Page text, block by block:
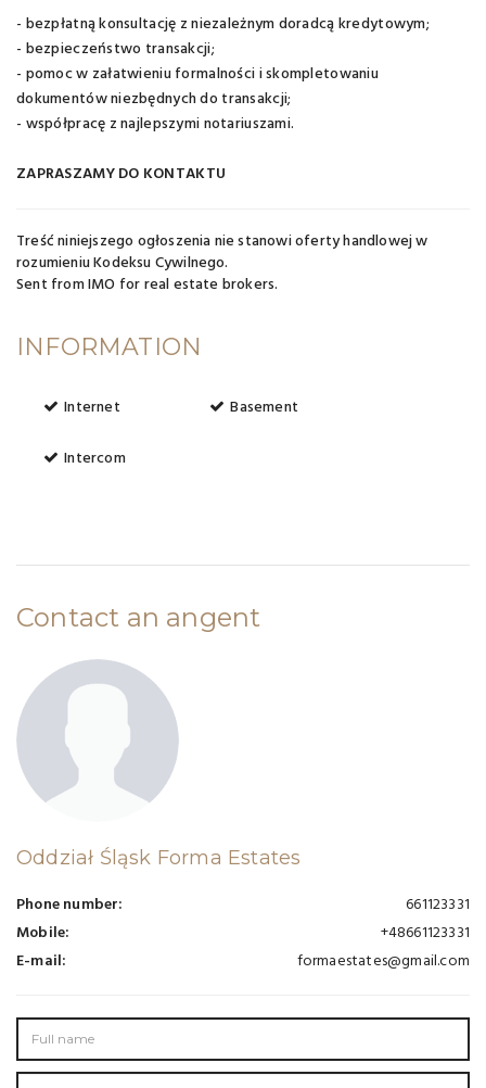
- bezpłatną konsultację z niezależnym doradcą kredytowym;
- bezpieczeństwo transakcji;
- pomoc w załatwieniu formalności i skompletowaniu
dokumentów niezbędnych do transakcji;
- współpracę z najlepszymi notariuszami.
ZAPRASZAMY DO KONTAKTU
Treść niniejszego ogłoszenia nie stanowi oferty handlowej w
rozumieniu Kodeksu Cywilnego.
Sent fromIMO for real estate brokers.
INFORMATION
Internet Basement
Intercom
Contact an angent
Oddział Śląsk Forma Estates
Phone number:
661123331
Mobile:
+48661123331
E-mail:
formaestates@gmail.com